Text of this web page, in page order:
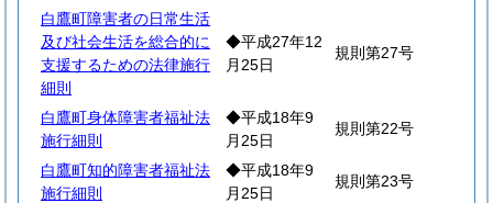
白鷹町障害者の日常生活
及び社会生活を総合的に
支援するための法律施行
細則
◆平成27年12
月25日
規則第27号
白鷹町身体障害者福祉法
施行細則
◆平成18年9
月25日
規則第22号
白鷹町知的障害者福祉法
施行細則
◆平成18年9
月25日
規則第23号